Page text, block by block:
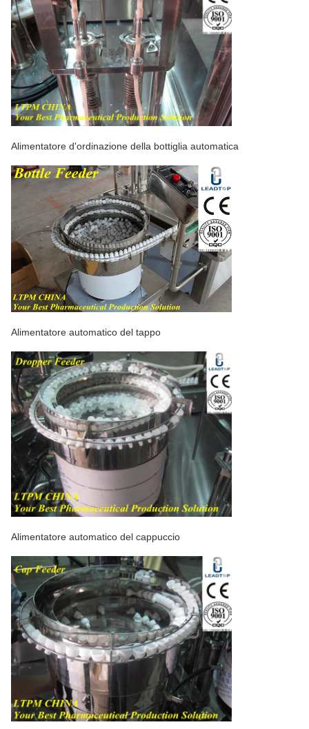
Alimentatore d'ordinazione della bottiglia automatica
Alimentatore automatico del tappo
Alimentatore automatico del cappuccio